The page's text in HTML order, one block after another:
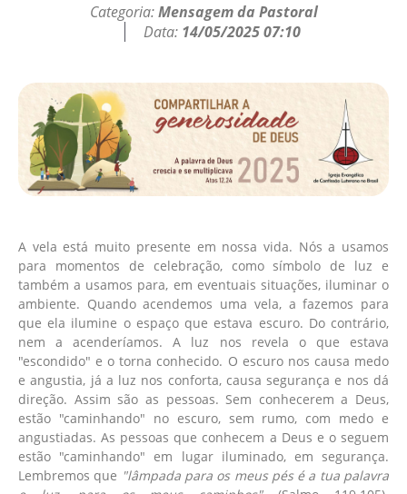
Categoria:Mensagem da Pastoral
Data: 14/05/2025 07:10
A vela está muito presente em nossa vida. Nós a usamos
para momentos de celebração, como símbolo de luz e
também a usamos para, em eventuais situações, iluminar o
ambiente. Quando acendemos uma vela, a fazemos para
que ela ilumine o espaço que estava escuro. Do contrário,
nem a acenderíamos. A luz nos revela o que estava
"escondido" e o torna conhecido. O escuro nos causa medo
e angustia, já a luz nos conforta, causa segurança e nos dá
direção. Assim são as pessoas. Sem conhecerem a Deus,
estão "caminhando" no escuro, sem rumo, com medo e
angustiadas. As pessoas que conhecem a Deus e o seguem
estão "caminhando" em lugar iluminado, em segurança.
Lembremos que "lâmpada para os meus pés é a tua palavra